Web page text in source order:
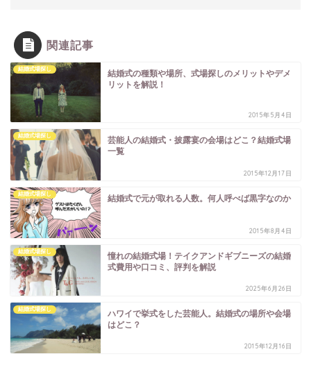
関連記事
結婚式場探し
結婚式の種類や場所、式場探しのメリットやデメ
リットを解説！
2015年5月4日
結婚式場探し
芸能人の結婚式・披露宴の会場はどこ？結婚式場
一覧
2015年12月17日
結婚式場探し 結婚式で元が取れる人数。何人呼べば黒字なのか
2015年8月4日
結婚式場探し
憧れの結婚式場！テイクアンドギブニーズの結婚
式費用や口コミ、評判を解説
2025年6月26日
結婚式場探し
ハワイで挙式をした芸能人。結婚式の場所や会場
はどこ？
2015年12月16日